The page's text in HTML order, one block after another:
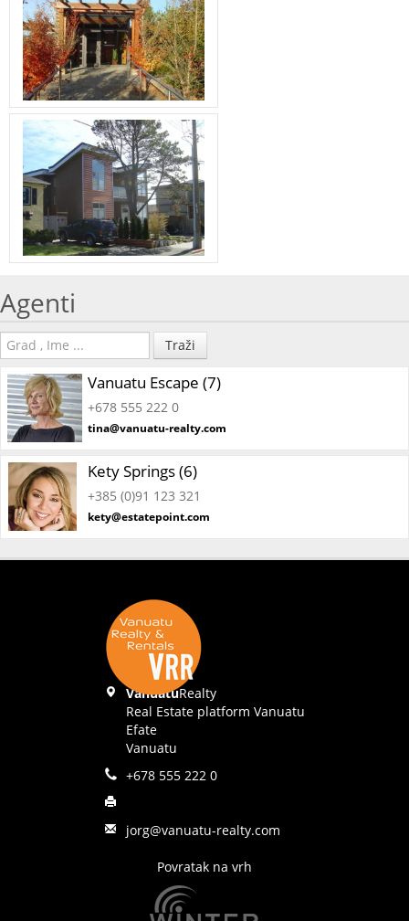
Agenti
Traži
Vanuatu Escape (7)
+678 555 222 0
tina@vanuatu-realty.com
Kety Springs (6)
+385 (0)91 123 321
kety@estatepoint.com
VanuatuRealty
Real Estate platform Vanuatu
Efate
Vanuatu
+678 555 222 0
jorg@vanuatu-realty.com
Povratak na vrh